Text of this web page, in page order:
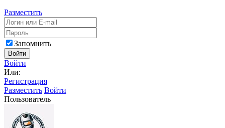
Разместить
Запомнить
Войти
Войти
Или:
Регистрация
Разместить Войти
Пользователь